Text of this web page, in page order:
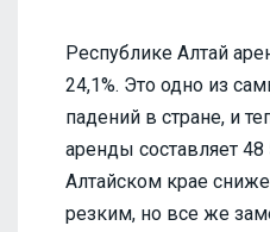
Республике Алтай
24,1%. Это одно из
падений в стране, и
аренды составляет 48
Алтайском крае
резким, но все же